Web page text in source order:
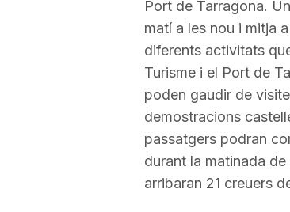
a
r
r
Port de Tarragona.
matí a les nou i mitja
diferents activitats
Turisme i el Port de
poden gaudir de
demostracions
passatgers podran
durant la matinada
arribaran 21 creuers